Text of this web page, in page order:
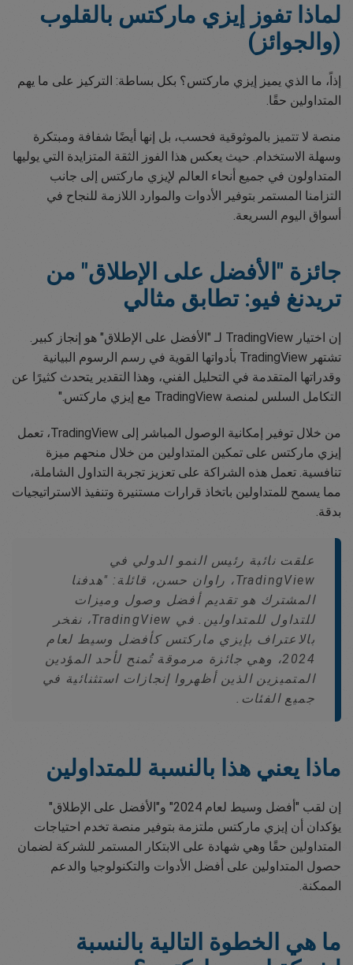
لماذا تفوز إيزي ماركتس بالقلوب
(والجوائز)
إذاً، ما الذي يميز إيزي ماركتس؟ بكل بساطة: التركيز على ما يهم
المتداولين حقًا.
منصة لا تتميز بالموثوقية فحسب، بل إنها أيضًا شفافة ومبتكرة
وسهلة الاستخدام. حيث يعكس هذا الفوز الثقة المتزايدة التي يوليها
المتداولون في جميع أنحاء العالم لإيزي ماركتس إلى جانب
التزامنا المستمر بتوفير الأدوات والموارد اللازمة للنجاح في
أسواق اليوم السريعة.
جائزة "الأفضل على الإطلاق" من
تريدنغ فيو: تطابق مثالي
إن اختيار TradingView لـ "الأفضل على الإطلاق" هو إنجاز كبير.
تشتهر TradingView بأدواتها القوية في رسم الرسوم البيانية
وقدراتها المتقدمة في التحليل الفني، وهذا التقدير يتحدث كثيرًا عن
التكامل السلس لمنصة TradingView مع إيزي ماركتس."
من خلال توفير إمكانية الوصول المباشر إلى TradingView، تعمل
إيزي ماركتس على تمكين المتداولين من خلال منحهم ميزة
تنافسية. تعمل هذه الشراكة على تعزيز تجربة التداول الشاملة،
مما يسمح للمتداولين باتخاذ قرارات مستنيرة وتنفيذ الاستراتيجيات
بدقة.
علقت نائبة رئيس النمو الدولي في
TradingView، راوان حسن، قائلة: "هدفنا
المشترك هو تقديم أفضل وصول وميزات
للتداول للمتداولين. في TradingView، نفخر
بالاعتراف بإيزي ماركتس كأفضل وسيط لعام
2024، وهي جائزة مرموقة تُمنح لأحد المؤدين
المتميزين الذين أظهروا إنجازات استثنائية في
جميع الفئات.
ماذا يعني هذا بالنسبة للمتداولين
إن لقب "أفضل وسيط لعام 2024" و"الأفضل على الإطلاق"
يؤكدان أن إيزي ماركتس ملتزمة بتوفير منصة تخدم احتياجات
المتداولين حقًا وهي شهادة على الابتكار المستمر للشركة لضمان
حصول المتداولين على أفضل الأدوات والتكنولوجيا والدعم
الممكنة.
ما هي الخطوة التالية بالنسبة